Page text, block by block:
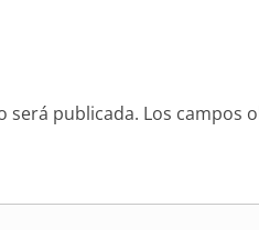
será publicada. Los campos